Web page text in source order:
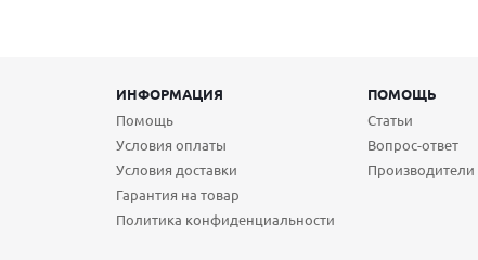
ИНФОРМАЦИЯ
ПОМОЩЬ
Помощь
Условия оплаты
Условия доставки
Гарантия на товар
Политика конфиденциальности
Статьи
Вопрос-ответ
Производители